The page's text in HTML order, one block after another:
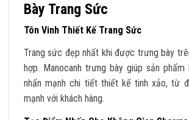
Bày Trang Sức
Tôn Vinh Thiết Kế Trang Sức
Trang sức đẹp nhất khi được trưng bày
hợp. Manocanh trưng bày giúp sản phẩm
nhấn mạnh chi tiết thiết kế tinh xảo, từ
mạnh với khách hàng.